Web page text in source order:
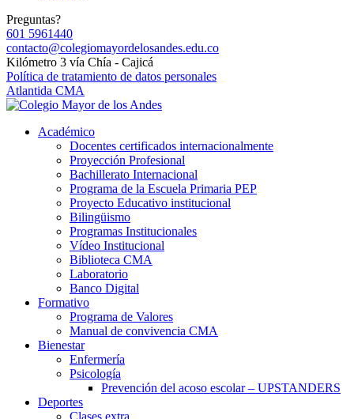
Preguntas?
601 5961440
contacto@colegiomayordelosandes.edu.co
Kilómetro 3 vía Chía - Cajicá
Política de tratamiento de datos personales
Atlantida CMA
Académico
Docentes certificados internacionalmente
Proyección Profesional
Bachillerato Internacional
Programa de la Escuela Primaria PEP
Proyecto Educativo institucional
Bilingüismo
Programas Institucionales
Vídeo Institucional
Biblioteca CMA
Laboratorio
Banco Digital
Formativo
Programa de Valores
Manual de convivencia CMA
Bienestar
Enfermería
Psicología
Prevención del acoso escolar – UPSTANDERS
Deportes
Clases extra